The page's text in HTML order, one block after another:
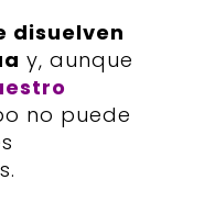
disuelven
y, aunque
no puede